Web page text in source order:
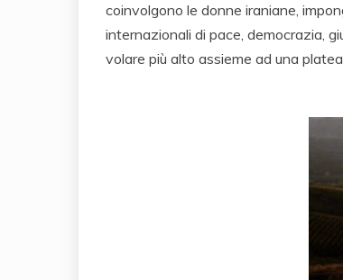
coinvolgono le donne iraniane,
internazionali di pace, democrazia,
volare più alto assieme ad una